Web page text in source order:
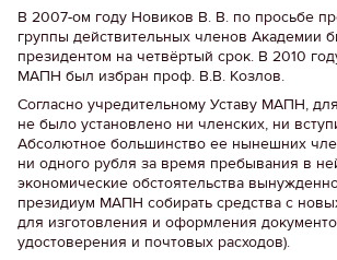
В 2007-ом году Новиков В. В. по просьбе
группы действительных членов Академии
президентом на четвёртый срок. В 2010
МАПН был избран проф. В.В. Козлов.
Согласно учредительному Уставу МАПН,
не было установлено ни членских, ни
Абсолютное большинство ее нынешних
ни одного рубля за время пребывания в
экономические обстоятельства
президиум МАПН собирать средства с
для изготовления и оформления
удостоверения и почтовых расходов).